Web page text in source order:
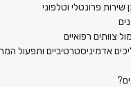
פרונטלי וטלפוני
צוותים רפואיים
אדמיניסטרטיביים ותפעול